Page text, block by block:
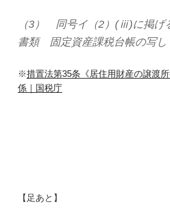
（3） 同号イ（2）(ⅲ)に掲げ
書類 固定資産課税台帳の写し
※措置法第35条《居住用財産の譲渡
係｜国税庁
【足あと】